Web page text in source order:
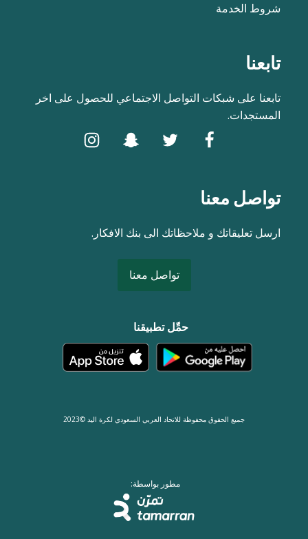
شروط الخدمة
تابعنا
تابعنا على شبكات التواصل الاجتماعي للحصول على اخر
المستجدات.
تواصل معنا
ارسل تعليقاتك و ملاحظاتك الى بنك الافكار.
تواصل معنا
حمِّل تطبيقنا
جميع الحقوق محفوظة للاتحاد العربي السعودي لكرة اليد ©2023
مطور بواسطة: